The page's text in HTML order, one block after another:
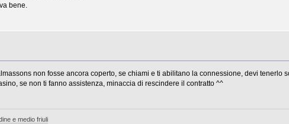
bene.
non fosse ancora coperto, se chiami e ti abilitano la connessione, devi tenerlo
se non ti fanno assistenza, minaccia di rescindere il contratto ^^
e medio friuli